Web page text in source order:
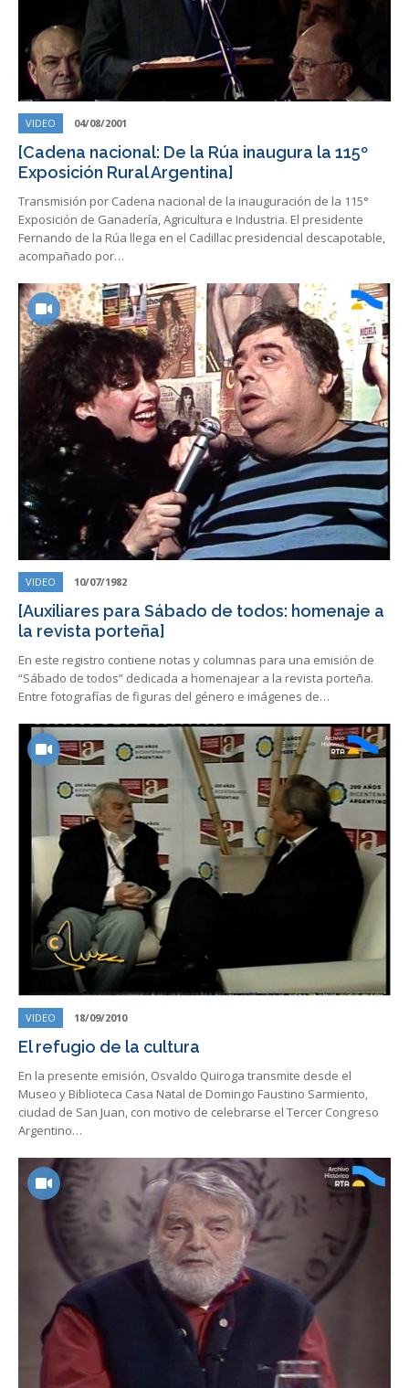
VIDEO 04/08/2001
[Cadena nacional: De la Rúa inaugura la 115º
Exposición Rural Argentina]
Transmisión por Cadena nacional de la inauguración de la 115°
Exposición de Ganadería, Agricultura e Industria. El presidente
Fernando de la Rúa llega en el Cadillac presidencial descapotable,
acompañado por…
VIDEO 10/07/1982
[Auxiliares para Sábado de todos: homenaje a
la revista porteña]
En este registro contiene notas y columnas para una emisión de
“Sábado de todos” dedicada a homenajear a la revista porteña.
Entre fotografías de figuras del género e imágenes de…
VIDEO 18/09/2010
El refugio de la cultura
En la presente emisión, Osvaldo Quiroga transmite desde el
Museo y Biblioteca Casa Natal de Domingo Faustino Sarmiento,
ciudad de San Juan, con motivo de celebrarse el Tercer Congreso
Argentino…